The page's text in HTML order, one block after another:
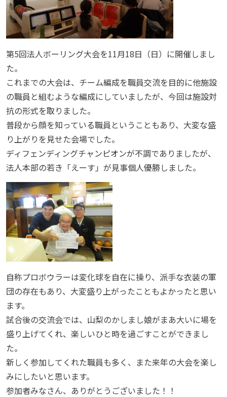
第5回法人ボーリング大会を11月18日（日）に開催しまし
た。
これまでの大会は、チーム編成を職員交流を目的に他施設
の職員と組むような編成にしていましたが、今回は施設対
抗の形式を取りました。
普段から顔を知っている職員ということもあり、大変な盛
り上がりを見せた会場でした。
ディフェンディングチャンピオンが不調でありましたが、
法人本部の若き「えーす」が見事個人優勝しました。
自称プロボウラーは変化球を自在に操り、派手な衣装の軍
団の存在もあり、大変盛り上がったこともよかったと思い
ます。
試合後の交流会では、山梨のかしまし娘がまあ大いに場を
盛り上げてくれ、楽しいひと時を過ごすことができまし
た。
新しく参加してくれた職員も多く、また来年の大会を楽し
みにしたいと思います。
参加者みなさん、ありがとうございました！！